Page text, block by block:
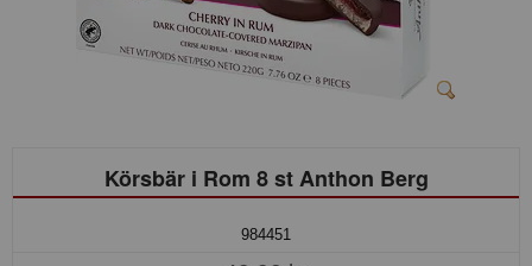
Körsbär i Rom 8 st Anthon Berg
984451